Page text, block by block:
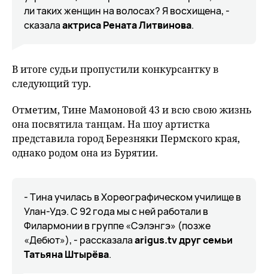
ли таких женщин на волосах? Я восхищена, -
сказалаактриса Рената Литвинова.
В итоге судьи пропустили конкурсантку в
следующий тур.
Отметим, Тине Мамоновой 43 и всю свою жизнь
она посвятила танцам. На шоу артистка
представила город Березняки Пермского края,
однако родом она из Бурятии.
- Тина училась в Хореографическом училище в
Улан-Удэ. С 92 года мы с ней работали в
Филармонии в группе «Сэлэнгэ» (позже
«Дебют»), - рассказалаarigus.tv друг семьи
Татьяна Штырёва.